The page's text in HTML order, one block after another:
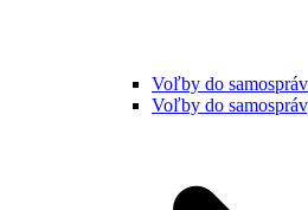
Voľby do
Voľby do